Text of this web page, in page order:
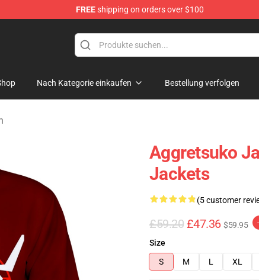
FREEshipping on orders over $100
Nach Kategorie einkaufen Bestellung verfolgen
Aggretsuko
Jackets
(5 customer
£59.20 £47.36 $59.95
Size
S
M L XL